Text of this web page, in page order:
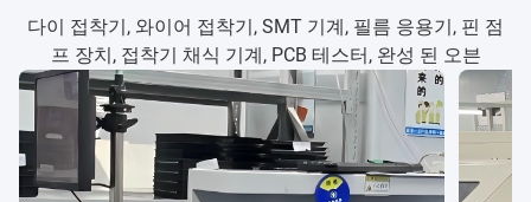
다이 접착기, 와이어 접착기, SMT 기계, 필름 응용기, 핀 점
프 장치, 접착기 채식 기계, PCB 테스터, 완성 된 오븐